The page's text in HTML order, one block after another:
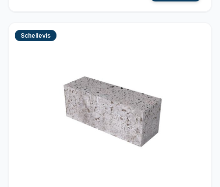
Schellevis